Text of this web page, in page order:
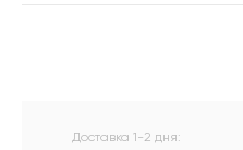
Доставка 1-2 дня: